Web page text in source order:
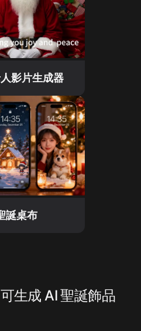
影片生成器
誕桌布
生成 AI 聖誕飾品